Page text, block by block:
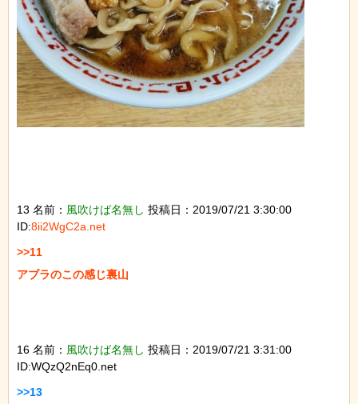
13 名前： 風吹けば名無し 投稿日：2019/07/21 3:30:00
ID:8ii2WgC2a.net
>>11
アブラのこの感じ裏山
16 名前： 風吹けば名無し 投稿日：2019/07/21 3:31:00
ID:WQzQ2nEq0.net
>>13